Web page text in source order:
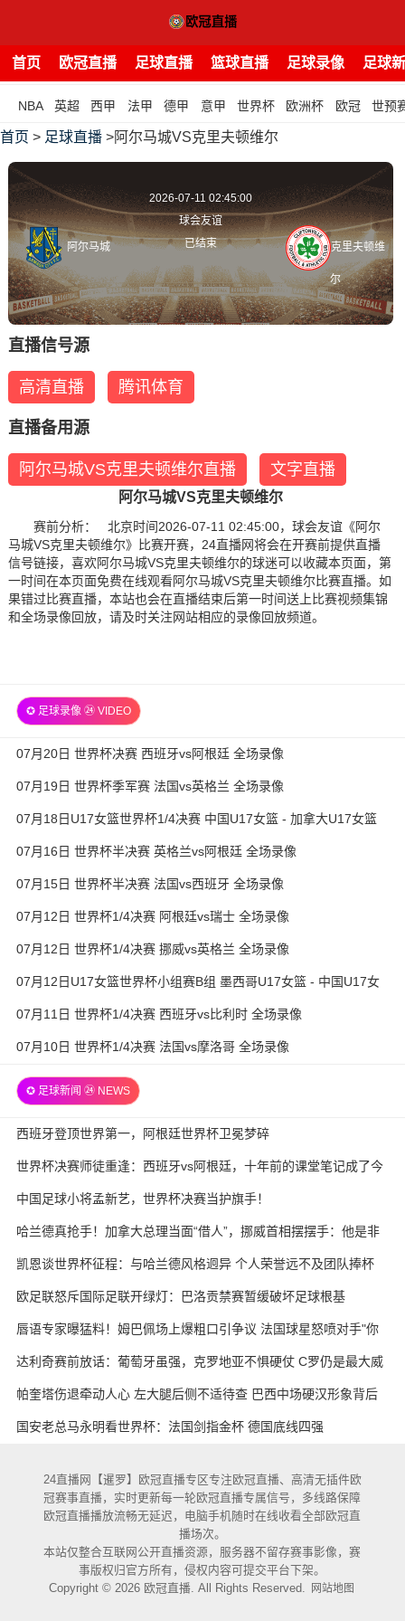
首页 欧冠直播 足球直播 篮球直播 足球录像 足球
NBA 英超 西甲 法甲 德甲 意甲 世界杯 欧洲杯 欧冠 世预
首页 > 足球直播 >阿尔马城VS克里夫顿维尔
阿尔马城
2026-07-11 02:45:00
球会友谊
已结束
克里夫顿维
尔
直播信号源
高清直播 腾讯体育
直播备用源
阿尔马城VS克里夫顿维尔直播 文字直播
阿尔马城VS克里夫顿维尔
赛前分析： 北京时间2026-07-11 02:45:00，球会友谊《阿尔
马城VS克里夫顿维尔》比赛开赛，24直播网将会在开赛前提供直播
信号链接，喜欢阿尔马城VS克里夫顿维尔的球迷可以收藏本页面，第
一时间在本页面免费在线观看阿尔马城VS克里夫顿维尔比赛直播。如
果错过比赛直播，本站也会在直播结束后第一时间送上比赛视频集锦
和全场录像回放，请及时关注网站相应的录像回放频道。
✪ 足球录像 ㉔ VIDEO
07月20日 世界杯决赛 西班牙vs阿根廷 全场录像
07月19日 世界杯季军赛 法国vs英格兰 全场录像
07月18日U17女篮世界杯1/4决赛 中国U17女篮 - 加拿大U17女篮
录像
07月16日 世界杯半决赛 英格兰vs阿根廷 全场录像
07月15日 世界杯半决赛 法国vs西班牙 全场录像
07月12日 世界杯1/4决赛 阿根廷vs瑞士 全场录像
07月12日 世界杯1/4决赛 挪威vs英格兰 全场录像
07月12日U17女篮世界杯小组赛B组 墨西哥U17女篮 - 中国U17女
篮 全场录像
07月11日 世界杯1/4决赛 西班牙vs比利时 全场录像
07月10日 世界杯1/4决赛 法国vs摩洛哥 全场录像
✪ 足球新闻 ㉔ NEWS
西班牙登顶世界第一，阿根廷世界杯卫冕梦碎
世界杯决赛师徒重逢：西班牙vs阿根廷，十年前的课堂笔记成了今
天的战术板
中国足球小将孟新艺，世界杯决赛当护旗手！
哈兰德真抢手！加拿大总理当面“借人”，挪威首相摆摆手：他是非
卖品
凯恩谈世界杯征程：与哈兰德风格迥异 个人荣誉远不及团队捧杯
欧足联怒斥国际足联开绿灯：巴洛贡禁赛暂缓破坏足球根基
唇语专家曝猛料！姆巴佩场上爆粗口引争议 法国球星怒喷对手"你
妈的X"
达利奇赛前放话：葡萄牙虽强，克罗地亚不惧硬仗 C罗仍是最大威
胁
帕奎塔伤退牵动人心 左大腿后侧不适待查 巴西中场硬汉形象背后
藏隐忧
国安老总马永明看世界杯：法国剑指金杯 德国底线四强
24直播网【暹罗】欧冠直播专区专注欧冠直播、高清无插件欧
冠赛事直播，实时更新每一轮欧冠直播专属信号，多线路保障
欧冠直播播放流畅无延迟，电脑手机随时在线收看全部欧冠直
播场次。
本站仅整合互联网公开直播资源，服务器不留存赛事影像，赛
事版权归官方所有，侵权内容可提交平台下架。
Copyright © 2026 欧冠直播. All Rights Reserved.
网站地图